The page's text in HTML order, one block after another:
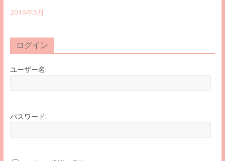
2016年5月
ログイン
ユーザー名:
パスワード: